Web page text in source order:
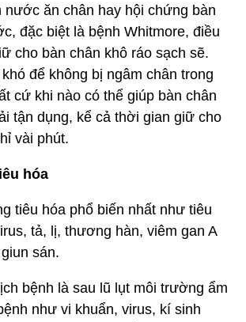
nước ăn chân hay hội chứng bàn
đặc biệt là bệnh Whitmore, điều
cho bàn chân khô ráo sạch sẽ.
để không bị ngâm chân trong
cứ khi nào có thể giúp bàn chân
tận dụng, kể cả thời gian giữ cho
vài phút.
hóa
tiêu hóa phổ biến nhất như tiêu
tả, lị, thương hàn, viêm gan A
sán.
bệnh là sau lũ lụt môi trường ẩm
như vi khuẩn, virus, kí sinh